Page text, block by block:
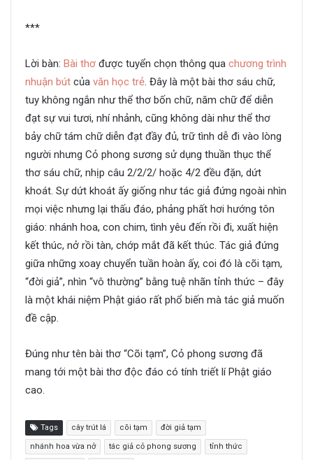
***
Lời bàn: Bài thơ được tuyển chọn thông qua chương trình
nhuận bút của văn học trẻ. Đây là một bài thơ sáu chữ,
tuy không ngắn như thể thơ bốn chữ, năm chữ để diễn
đạt sự vui tươi, nhí nhảnh, cũng không dài như thể thơ
bảy chữ tám chữ diễn đạt đầy đủ, trữ tình dễ đi vào lòng
người nhưng Cỏ phong sương sử dụng thuần thục thể
thơ sáu chữ, nhịp câu 2/2/2/ hoặc 4/2 đều đặn, dứt
khoát. Sự dứt khoát ấy giống như tác giả đứng ngoài nhìn
mọi việc nhưng lại thấu đáo, phảng phất hơi hướng tôn
giáo: nhánh hoa, con chim, tình yêu đến rồi đi, xuất hiện
kết thúc, nở rồi tàn, chớp mắt đã kết thúc. Tác giả đứng
giữa những xoay chuyển tuần hoàn ấy, coi đó là cõi tạm,
“đời giả”, nhìn “vô thường” bằng tuệ nhãn tỉnh thức – đây
là một khái niệm Phật giáo rất phổ biến mà tác giả muốn
đề cập.
Đúng như tên bài thơ “Cõi tạm”, Cỏ phong sương đã
mang tới một bài thơ độc đáo có tính triết lí Phật giáo
cao.
Tags cây trút lá cõi tạm đời giả tạm
nhánh hoa vừa nở tác giả cỏ phong sương tỉnh thức